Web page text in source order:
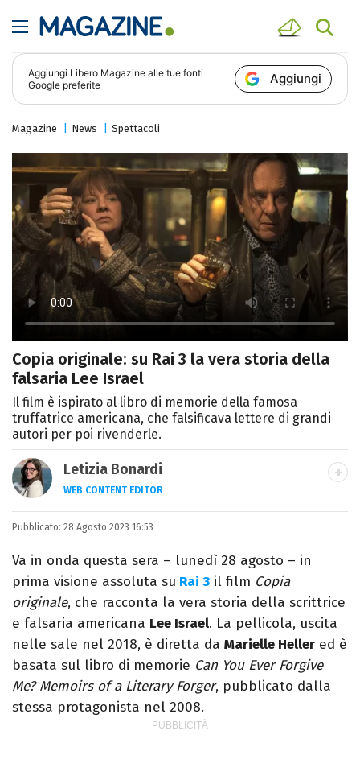
Aggiungi Libero Magazine alle tue fonti
Google preferite
Aggiungi
Magazine News Spettacoli
Copia originale: su Rai 3 la vera storia della
falsaria Lee Israel
Il film è ispirato al libro di memorie della famosa
truffatrice americana, che falsificava lettere di grandi
autori per poi rivenderle.
Letizia Bonardi
WEB CONTENT EDITOR
Content Editor e aspirante giornalista,
appassionata di arte e libri con un amore
per la scrittura scoperto quasi per caso.
Pubblicato: 28 Agosto 2023 16:53
Va in onda questa sera – lunedì 28 agosto – in
prima visione assoluta su Rai 3 il film Copia
originale, che racconta la vera storia della scrittrice
e falsaria americana Lee Israel. La pellicola, uscita
nelle sale nel 2018, è diretta da Marielle Heller ed è
basata sul libro di memorie Can You Ever Forgive
Me? Memoirs of a Literary Forger, pubblicato dalla
stessa protagonista nel 2008.